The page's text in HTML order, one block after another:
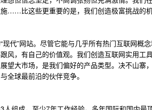
……比这些更重要的是，我们创造极富挑战的
现代”网站。尽管它能与几乎所有热门互联网
风，有自己的价值观。我们创造互联网实用
望大市场，是我们偏好的产品类型。决不山寨
全球最前沿的伙伴竞争。